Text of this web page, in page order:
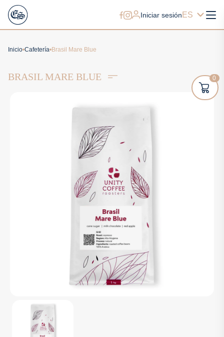
Iniciar sesión ES
Inicio Cafetería Brasil Mare Blue
BRASIL MARE BLUE 0